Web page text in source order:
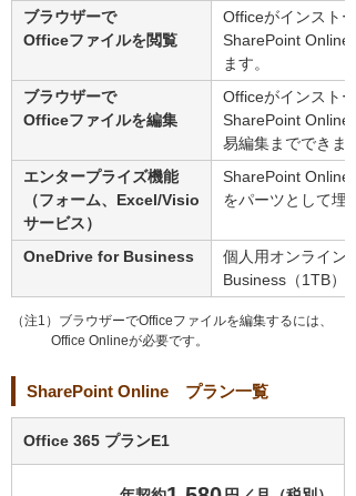
ブラウザーで
Officeファイルを閲覧
Officeがインスト
SharePoint Online
ます。
ブラウザーで
Officeファイルを編集
Officeがインスト
SharePoint Online
易編集までできま
エンタープライズ機能
（フォーム、Excel/Visio
サービス）
SharePoint Online
をパーツとして埋
OneDrive for Business
個人用オンライン
Business（1TB）
（注1）ブラウザーでOfficeファイルを編集するには、
Office Onlineが必要です。
SharePoint Online プラン一覧
Office 365 プランE1